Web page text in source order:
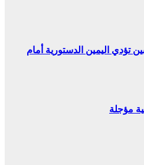
تؤدي اليمين الدستورية أمام
مؤجلة